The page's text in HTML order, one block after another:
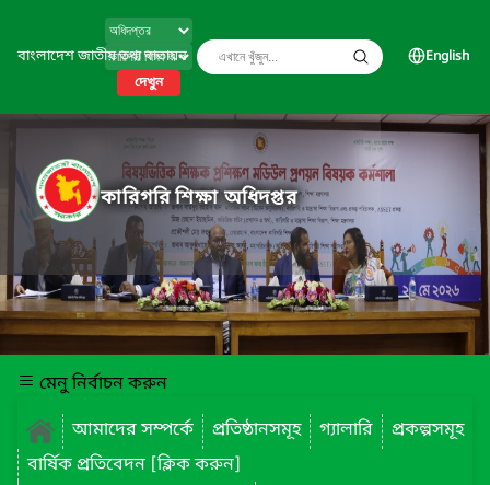
বাংলাদেশ জাতীয় তথ্য বাতায়ন
দেখুন
English
কারিগরি শিক্ষা অধিদপ্তর
মেনু নির্বাচন করুন
আমাদের সম্পর্কে
প্রতিষ্ঠানসমূহ গ্যালারি
প্রকল্পসমূহ
বার্ষিক প্রতিবেদন [ক্লিক করুন]